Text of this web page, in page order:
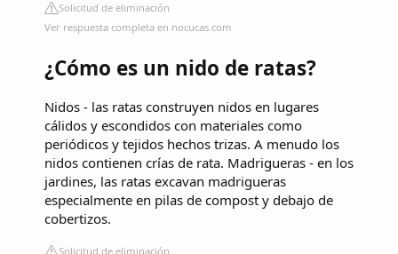
Solicitud de eliminación
Ver respuesta completa en nocucas.com
¿Cómo es un nido de ratas?
Nidos - las ratas construyen nidos en lugares
cálidos y escondidos con materiales como
periódicos y tejidos hechos trizas. A menudo los
nidos contienen crías de rata. Madrigueras - en los
jardines, las ratas excavan madrigueras
especialmente en pilas de compost y debajo de
cobertizos.
Solicitud de eliminación